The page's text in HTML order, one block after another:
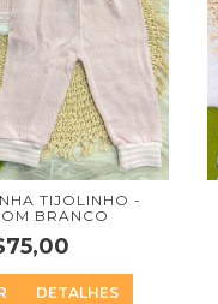
TIJOLINHO -
BRANCO
DETALHES